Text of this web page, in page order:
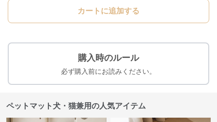
カートに追加する
購入時のルール
必ず購入前にお読みください。
ペットマット犬・猫兼用の人気アイテム